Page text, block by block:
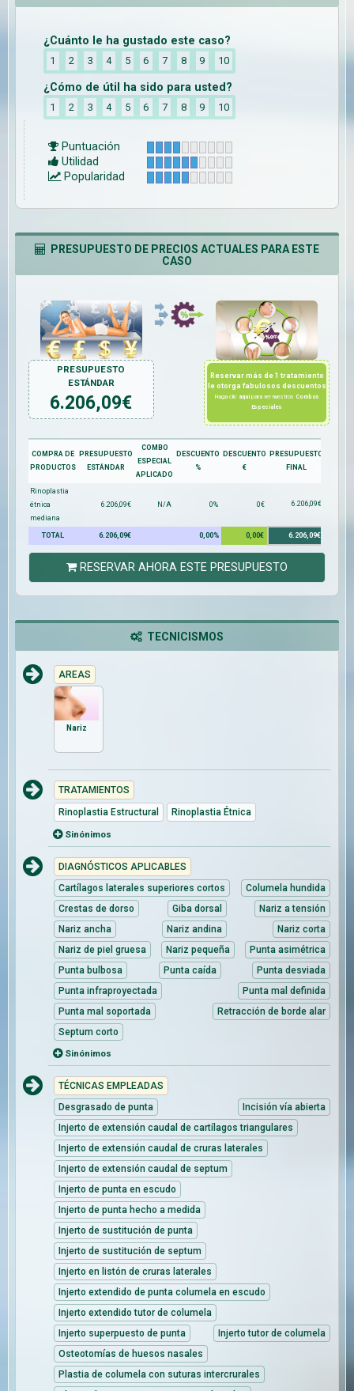
¿Cuánto le ha gustado este caso?
1 2 3 4 5 6 7 8 9 10
¿Cómo de útil ha sido para usted?
1 2 3 4 5 6 7 8 9 10
Puntuación
Utilidad
Popularidad
PRESUPUESTO DE PRECIOS ACTUALES PARA ESTE
CASO
PRESUPUESTO
ESTÁNDAR
6.206,09€
Reservar más de 1 tratamiento
le otorga fabulosos descuentos
Haga clic aquípara ver nuestros Combos
Especiales
COMPRA DE
PRODUCTOS
PRESUPUESTO
ESTÁNDAR
COMBO
ESPECIAL
APLICADO
DESCUENTO
%
DESCUENTO
€
PRESUPUESTO
FINAL
Rinoplastia
étnica
mediana
6.206,09€ N/A 0% 0€ 6.206,09€
TOTAL 6.206,09€ 0,00% 0,00€ 6.206,09€
RESERVAR AHORA ESTE PRESUPUESTO
TECNICISMOS
AREAS
Nariz
TRATAMIENTOS
Rinoplastia Estructural
Rinoplastia Étnica
Sinónimos
DIAGNÓSTICOS APLICABLES
Cartílagos laterales superiores cortos
Columela hundida
Crestas de dorso
Giba dorsal
Nariz a tensión
Nariz ancha
Nariz andina
Nariz corta
Nariz de piel gruesa
Nariz pequeña
Punta asimétrica
Punta bulbosa
Punta caída
Punta desviada
Punta infraproyectada
Punta mal definida
Punta mal soportada
Retracción de borde alar
Septum corto
Sinónimos
TÉCNICAS EMPLEADAS
Desgrasado de punta
Incisión vía abierta
Injerto de extensión caudal de cartílagos triangulares
Injerto de extensión caudal de cruras laterales
Injerto de extensión caudal de septum
Injerto de punta en escudo
Injerto de punta hecho a medida
Injerto de sustitución de punta
Injerto de sustitución de septum
Injerto en listón de cruras laterales
Injerto extendido de punta columela en escudo
Injerto extendido tutor de columela
Injerto superpuesto de punta
Injerto tutor de columela
Osteotomías de huesos nasales
Plastia de columela con suturas intercrurales